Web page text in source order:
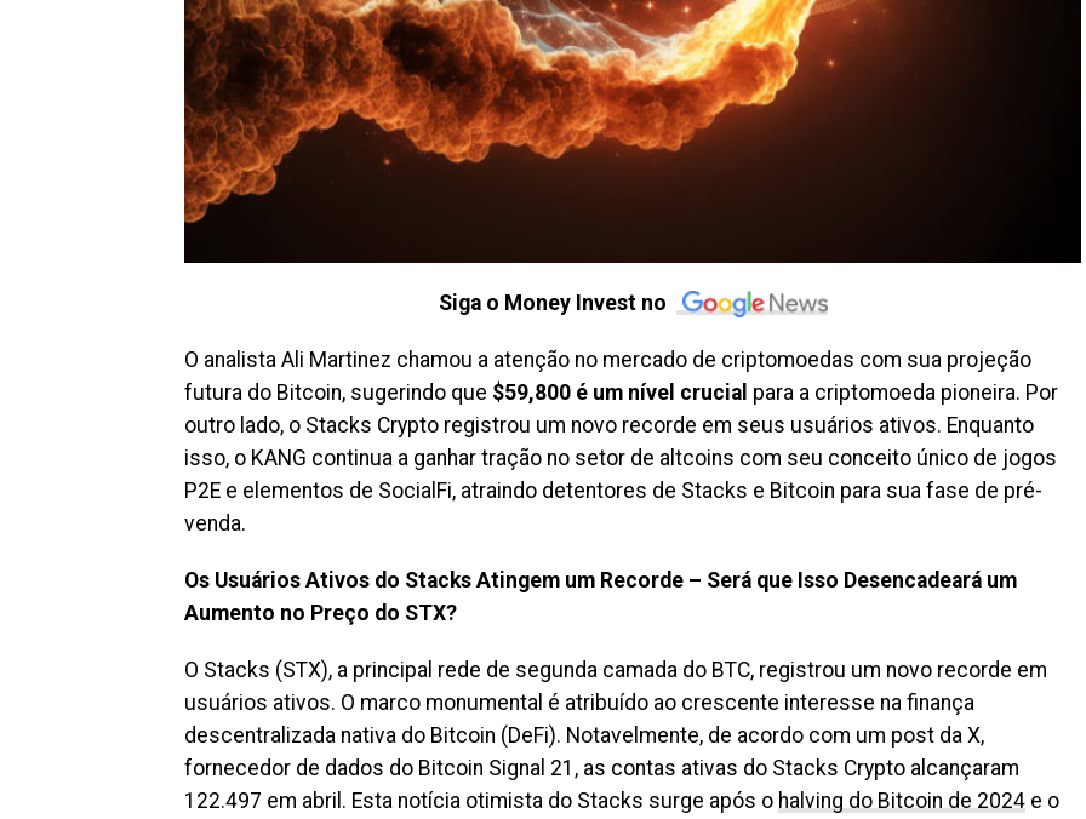
Siga o Money Invest no
O analista Ali Martinez chamou a atenção no mercado de criptomoedas com sua projeção
futura do Bitcoin, sugerindo que $59,800 é um nível crucial para a criptomoeda pioneira. Por
outro lado, o Stacks Crypto registrou um novo recorde em seus usuários ativos. Enquanto
isso, o KANG continua a ganhar tração no setor de altcoins com seu conceito único de jogos
P2E e elementos de SocialFi, atraindo detentores de Stacks e Bitcoin para sua fase de pré-
venda.
Os Usuários Ativos do Stacks Atingem um Recorde – Será que Isso Desencadeará um
Aumento no Preço do STX?
O Stacks (STX), a principal rede de segunda camada do BTC, registrou um novo recorde em
usuários ativos. O marco monumental é atribuído ao crescente interesse na finança
descentralizada nativa do Bitcoin (DeFi). Notavelmente, de acordo com um post da X,
fornecedor de dados do Bitcoin Signal 21, as contas ativas do Stacks Crypto alcançaram
122.497 em abril. Esta notícia otimista do Stacks surge após o halving do Bitcoin de 2024 e o